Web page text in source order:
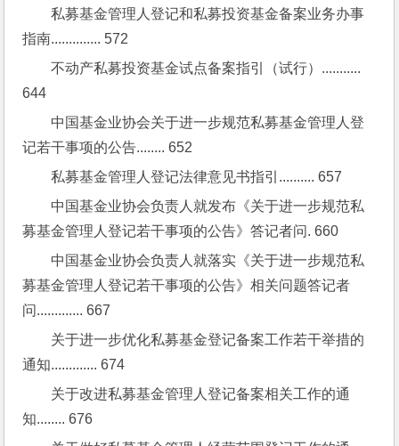
私募基金管理人登记和私募投资基金备案业务办事
指南.............. 572
不动产私募投资基金试点备案指引（试行）...........
644
中国基金业协会关于进一步规范私募基金管理人登
记若干事项的公告........ 652
私募基金管理人登记法律意见书指引.......... 657
中国基金业协会负责人就发布《关于进一步规范私
募基金管理人登记若干事项的公告》答记者问. 660
中国基金业协会负责人就落实《关于进一步规范私
募基金管理人登记若干事项的公告》相关问题答记者
问............. 667
关于进一步优化私募基金登记备案工作若干举措的
通知............. 674
关于改进私募基金管理人登记备案相关工作的通
知........ 676